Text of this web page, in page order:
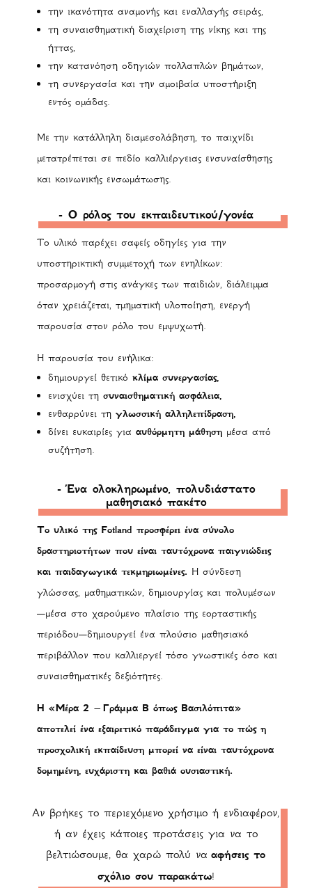
την ικανότητα αναμονής και εναλλαγής σειράς,
τη συναισθηματική διαχείριση της νίκης και της
ήττας,
την κατανόηση οδηγιών πολλαπλών βημάτων,
τη συνεργασία και την αμοιβαία υποστήριξη
εντός ομάδας.
Με την κατάλληλη διαμεσολάβηση, το παιχνίδι
μετατρέπεται σε πεδίο καλλιέργειας ενσυναίσθησης
και κοινωνικής ενσωμάτωσης.
- Ο ρόλος του εκπαιδευτικού/γονέα
Το υλικό παρέχει σαφείς οδηγίες για την
υποστηρικτική συμμετοχή των ενηλίκων:
προσαρμογή στις ανάγκες των παιδιών, διάλειμμα
όταν χρειάζεται, τμηματική υλοποίηση, ενεργή
παρουσία στον ρόλο του εμψυχωτή.
Η παρουσία του ενήλικα:
δημιουργεί θετικό κλίμα συνεργασίας,
ενισχύει τη συναισθηματική ασφάλεια,
ενθαρρύνει τη γλωσσική αλληλεπίδραση,
δίνει ευκαιρίες για αυθόρμητη μάθησημέσα από
συζήτηση.
- Ένα ολοκληρωμένο, πολυδιάστατο
μαθησιακό πακέτο
Το υλικό της Fotland προσφέρει ένα σύνολο
δραστηριοτήτων που είναι ταυτόχρονα παιγνιώδεις
και παιδαγωγικά τεκμηριωμένες. Η σύνδεση
γλώσσας, μαθηματικών, δημιουργίας και πολυμέσων
—μέσα στο χαρούμενο πλαίσιο της εορταστικής
περιόδου—δημιουργεί ένα πλούσιο μαθησιακό
περιβάλλον που καλλιεργεί τόσο γνωστικές όσο και
συναισθηματικές δεξιότητες.
Η «Μέρα 2 – Γράμμα Β όπως Βασιλόπιτα»
αποτελεί ένα εξαιρετικό παράδειγμα για το πώς η
προσχολική εκπαίδευση μπορεί να είναι ταυτόχρονα
δομημένη, ευχάριστη και βαθιά ουσιαστική.
Αν βρήκες το περιεχόμενο χρήσιμο ή ενδιαφέρον,
ή αν έχεις κάποιες προτάσεις για να το
βελτιώσουμε, θα χαρώ πολύ νααφήσεις το
σχόλιο σου παρακάτω!